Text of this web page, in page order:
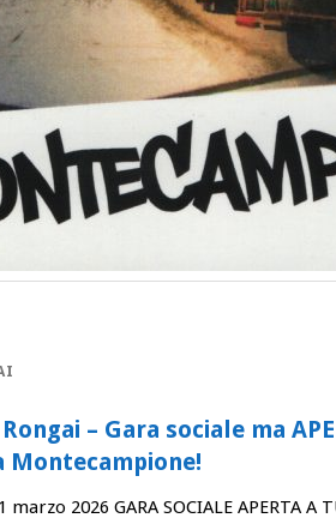
– Gara sociale ma
Montecampione!
marzo 2026 GARA SOCIALE APERTA A